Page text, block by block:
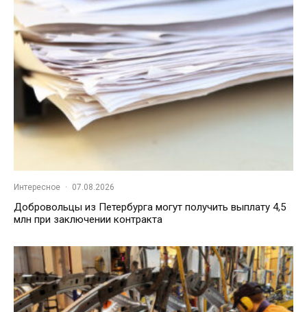
Интересное · 07.08.2026
Добровольцы из Петербурга могут получить выплату 4,5
млн при заключении контракта